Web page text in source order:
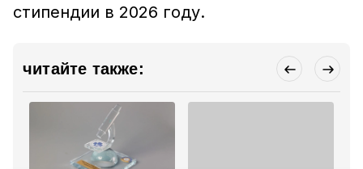
стипендии в 2026 году.
читайте также: